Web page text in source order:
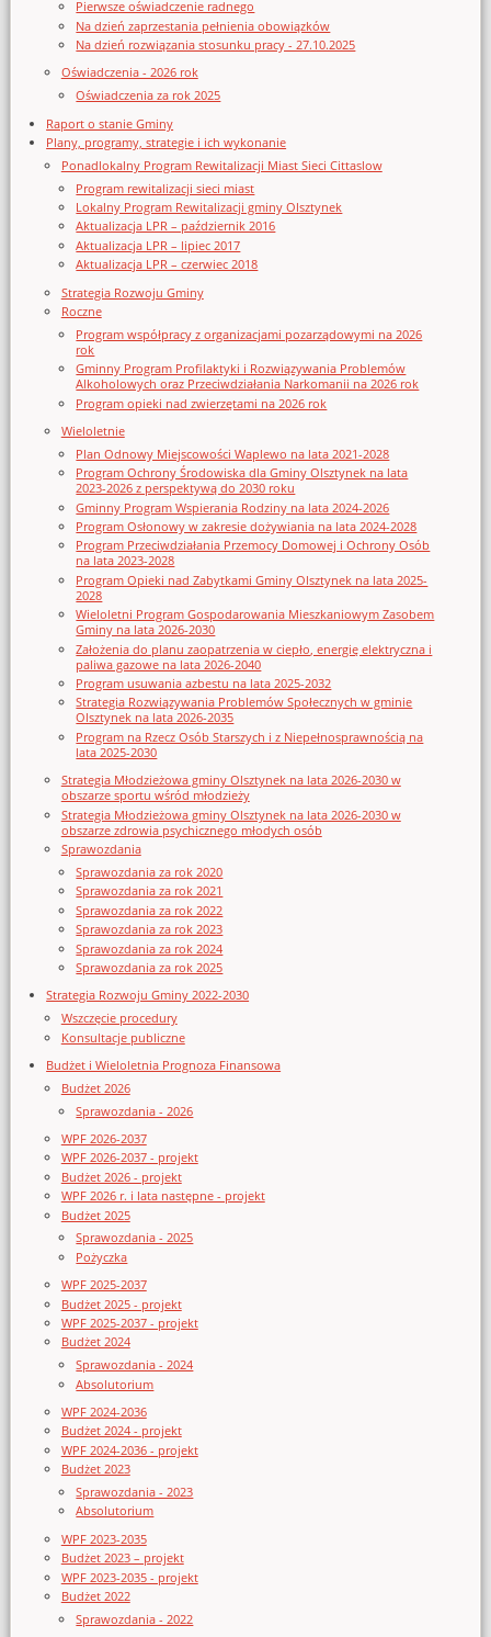
Pierwsze oświadczenie radnego
Na dzień zaprzestania pełnienia obowiązków
Na dzień rozwiązania stosunku pracy - 27.10.2025
Oświadczenia - 2026 rok
Oświadczenia za rok 2025
Raport o stanie Gminy
Plany, programy, strategie i ich wykonanie
Ponadlokalny Program Rewitalizacji Miast Sieci Cittaslow
Program rewitalizacji sieci miast
Lokalny Program Rewitalizacji gminy Olsztynek
Aktualizacja LPR – październik 2016
Aktualizacja LPR – lipiec 2017
Aktualizacja LPR – czerwiec 2018
Strategia Rozwoju Gminy
Roczne
Program współpracy z organizacjami pozarządowymi na 2026
rok
Gminny Program Profilaktyki i Rozwiązywania Problemów
Alkoholowych oraz Przeciwdziałania Narkomanii na 2026 rok
Program opieki nad zwierzętami na 2026 rok
Wieloletnie
Plan Odnowy Miejscowości Waplewo na lata 2021-2028
Program Ochrony Środowiska dla Gminy Olsztynek na lata
2023-2026 z perspektywą do 2030 roku
Gminny Program Wspierania Rodziny na lata 2024-2026
Program Osłonowy w zakresie dożywiania na lata 2024-2028
Program Przeciwdziałania Przemocy Domowej i Ochrony Osób
na lata 2023-2028
Program Opieki nad Zabytkami Gminy Olsztynek na lata 2025-
2028
Wieloletni Program Gospodarowania Mieszkaniowym Zasobem
Gminy na lata 2026-2030
Założenia do planu zaopatrzenia w ciepło, energię elektryczna i
paliwa gazowe na lata 2026-2040
Program usuwania azbestu na lata 2025-2032
Strategia Rozwiązywania Problemów Społecznych w gminie
Olsztynek na lata 2026-2035
Program na Rzecz Osób Starszych i z Niepełnosprawnością na
lata 2025-2030
Strategia Młodzieżowa gminy Olsztynek na lata 2026-2030 w
obszarze sportu wśród młodzieży
Strategia Młodzieżowa gminy Olsztynek na lata 2026-2030 w
obszarze zdrowia psychicznego młodych osób
Sprawozdania
Sprawozdania za rok 2020
Sprawozdania za rok 2021
Sprawozdania za rok 2022
Sprawozdania za rok 2023
Sprawozdania za rok 2024
Sprawozdania za rok 2025
Strategia Rozwoju Gminy 2022-2030
Wszczęcie procedury
Konsultacje publiczne
Budżet i Wieloletnia Prognoza Finansowa
Budżet 2026
Sprawozdania - 2026
WPF 2026-2037
WPF 2026-2037 - projekt
Budżet 2026 - projekt
WPF 2026 r. i lata następne - projekt
Budżet 2025
Sprawozdania - 2025
Pożyczka
WPF 2025-2037
Budżet 2025 - projekt
WPF 2025-2037 - projekt
Budżet 2024
Sprawozdania - 2024
Absolutorium
WPF 2024-2036
Budżet 2024 - projekt
WPF 2024-2036 - projekt
Budżet 2023
Sprawozdania - 2023
Absolutorium
WPF 2023-2035
Budżet 2023 – projekt
WPF 2023-2035 - projekt
Budżet 2022
Sprawozdania - 2022